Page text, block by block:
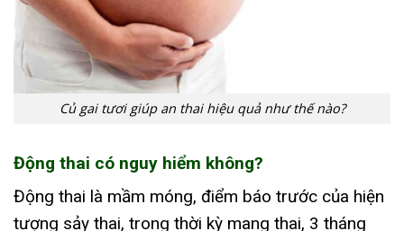
Củ gai tươi giúp an thai hiệu quả như thế nào?
Động thai có nguy hiểm không?
Động thai là mầm móng, điểm báo trước của hiện
tượng sảy thai, trong thời kỳ mang thai, 3 tháng